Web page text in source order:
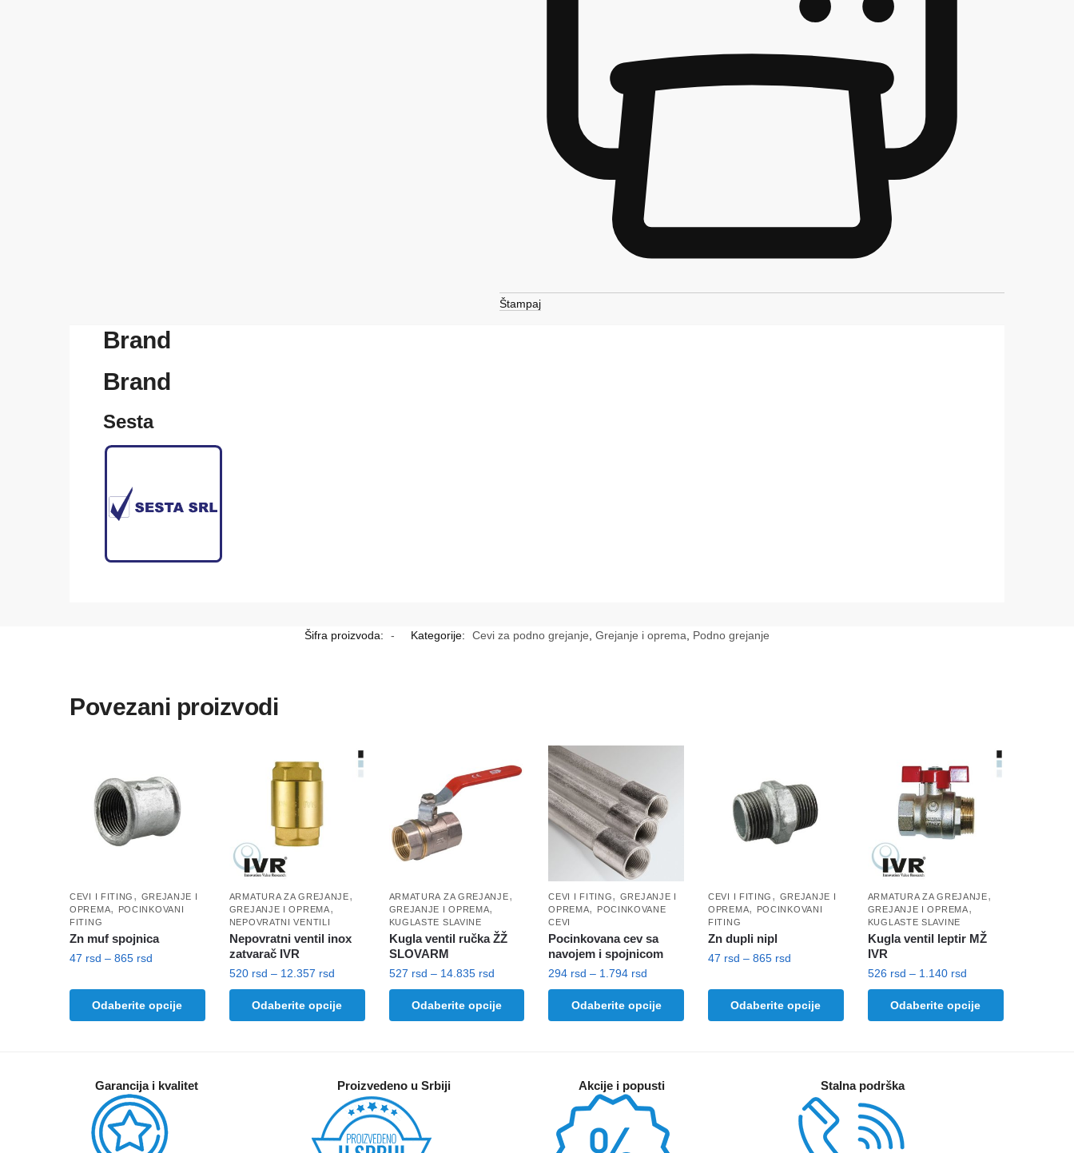
Štampaj
Brand
Brand
Sesta
Šifra proizvoda: - Kategorije: Cevi za podno grejanje, Grejanje i oprema, Podno grejanje
Povezani proizvodi
CEVI I FITING , GREJANJE I
OPREMA,
POCINKOVANI
FITING
Zn muf spojnica
47 rsd – 865 rsd
od
47 rsd
Odaberite opcije
proizvod
ima
Opcije
mogu
izabrane
ARMATURA ZA GREJANJE,
GREJANJE I OPREMA,
NEPOVRATNI VENTILI
Nepovratni ventil inox
zatvarač IVR
520 rsd – 12.357 rsdRaspon
cena:
od
520 rsd
Odaberite opcije
Ovaj
proizvod
ARMATURA ZA GREJANJE,
GREJANJE I OPREMA,
KUGLASTE SLAVINE
Kugla ventil ručka ŽŽ
SLOVARM
527 rsd – 14.835 rsdRaspon
cena:
od
527 rsd
Odaberite opcije
Ovaj
proizvod
varijanti.
Opcije
mogu
biti
CEVI I FITING, GREJANJE I
OPREMA,
POCINKOVANE
CEVI
Pocinkovana cev sa
navojem i spojnicom
294 rsd – 1.794 rsd
cena:
od
294 rsd
Odaberite opcije
Ovaj
proizvod
varijanti.
mogu
biti
CEVI I FITING , GREJANJE I
OPREMA,
POCINKOVANI
FITING
Zn dupli nipl
47 rsd – 865 rsd
od
47 rsd
Odaberite opcije
proizvod
ima
ARMATURA ZA GREJANJE,
GREJANJE I OPREMA,
KUGLASTE SLAVINE
Kugla ventil leptir MŽ
IVR
526 rsd – 1.140 rsdRaspon
cena:
od
526 rsd
Odaberite opcije
Ovaj
proizvod
varijanti.
Opcije
mogu
biti
Garancija i kvalitet Proizvedeno u Srbiji Akcije i popusti Stalna podrška